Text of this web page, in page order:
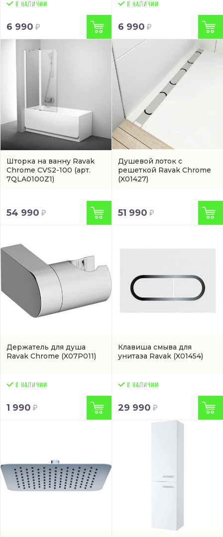
6 990 6 990
Шторка на ванну Ravak
Chrome CVS2-100 (арт.
7QLA0100Z1)
54 990
Душевой лоток с
решеткой Ravak Chrome
(X01427)
51 990
Держатель для душа
Ravak Chrome (X07P011)
1 990
Клавиша смыва для
унитаза Ravak (X01454)
29 990